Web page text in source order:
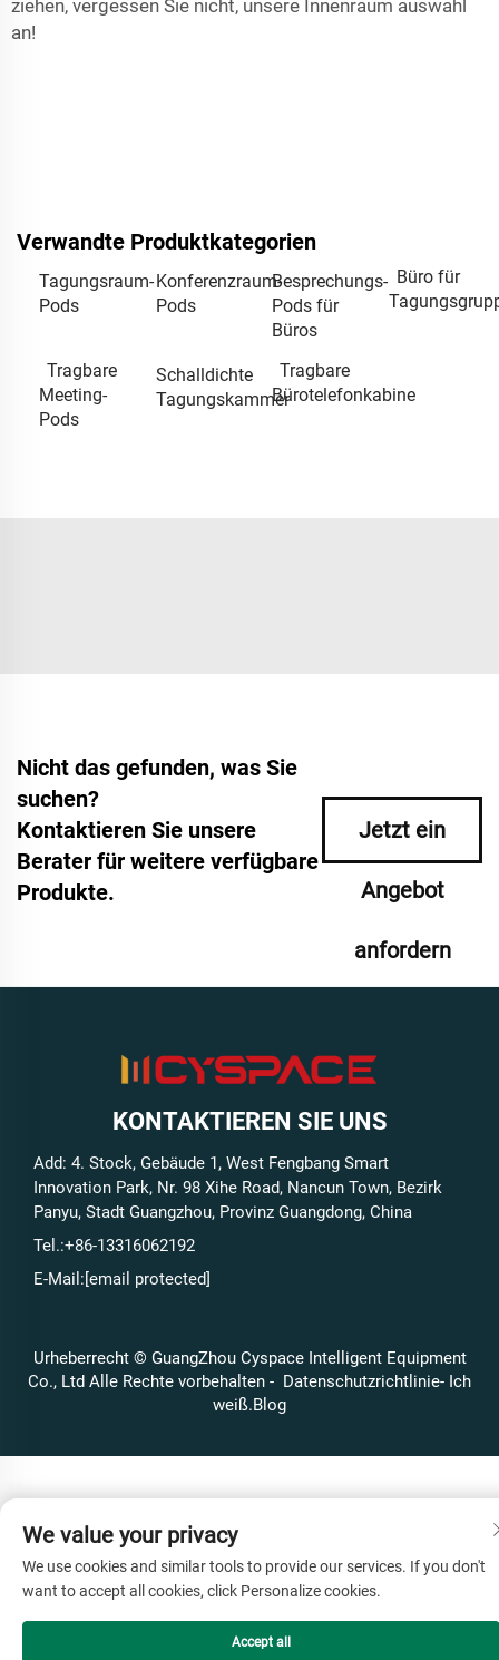
ziehen, vergessen Sie nicht, unsere Innenraum auswahl
an!
Verwandte Produktkategorien
Tagungsraum-
Pods
Konferenzraum-
Pods
Besprechungs-
Pods für
Büros
Büro für
Tragbare
Meeting-
Pods
Schalldichte
Tagungskammer
Tragbare
Bürotelefonkabine
Nicht das gefunden, was Sie
suchen?
Kontaktieren Sie unsere
Berater für weitere verfügbare
Produkte.
Jetzt ein
Angebot
anfordern
KONTAKTIEREN SIE UNS
Add: 4. Stock, Gebäude 1, West Fengbang Smart
Innovation Park, Nr. 98 Xihe Road, Nancun Town, Bezirk
Panyu, Stadt Guangzhou, Provinz Guangdong, China
Tel.:+86-13316062192
E-Mail:[email protected]
Urheberrecht © GuangZhou Cyspace Intelligent Equipment
Co., Ltd Alle Rechte vorbehalten - Datenschutzrichtlinie- Ich
weiß.Blog
We value your privacy
We use cookies and similar tools to provide our services. If you don't
want to accept all cookies, click Personalize cookies.
Accept all